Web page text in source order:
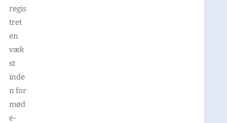
regis
tret
en
væk
st
inde
n for
mød
e-